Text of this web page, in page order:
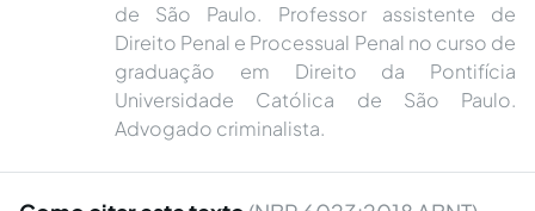
de São Paulo. Professor assistente de
Direito Penal e Processual Penal no curso de
graduação em Direito da Pontifícia
Universidade Católica de São Paulo.
Advogado criminalista.